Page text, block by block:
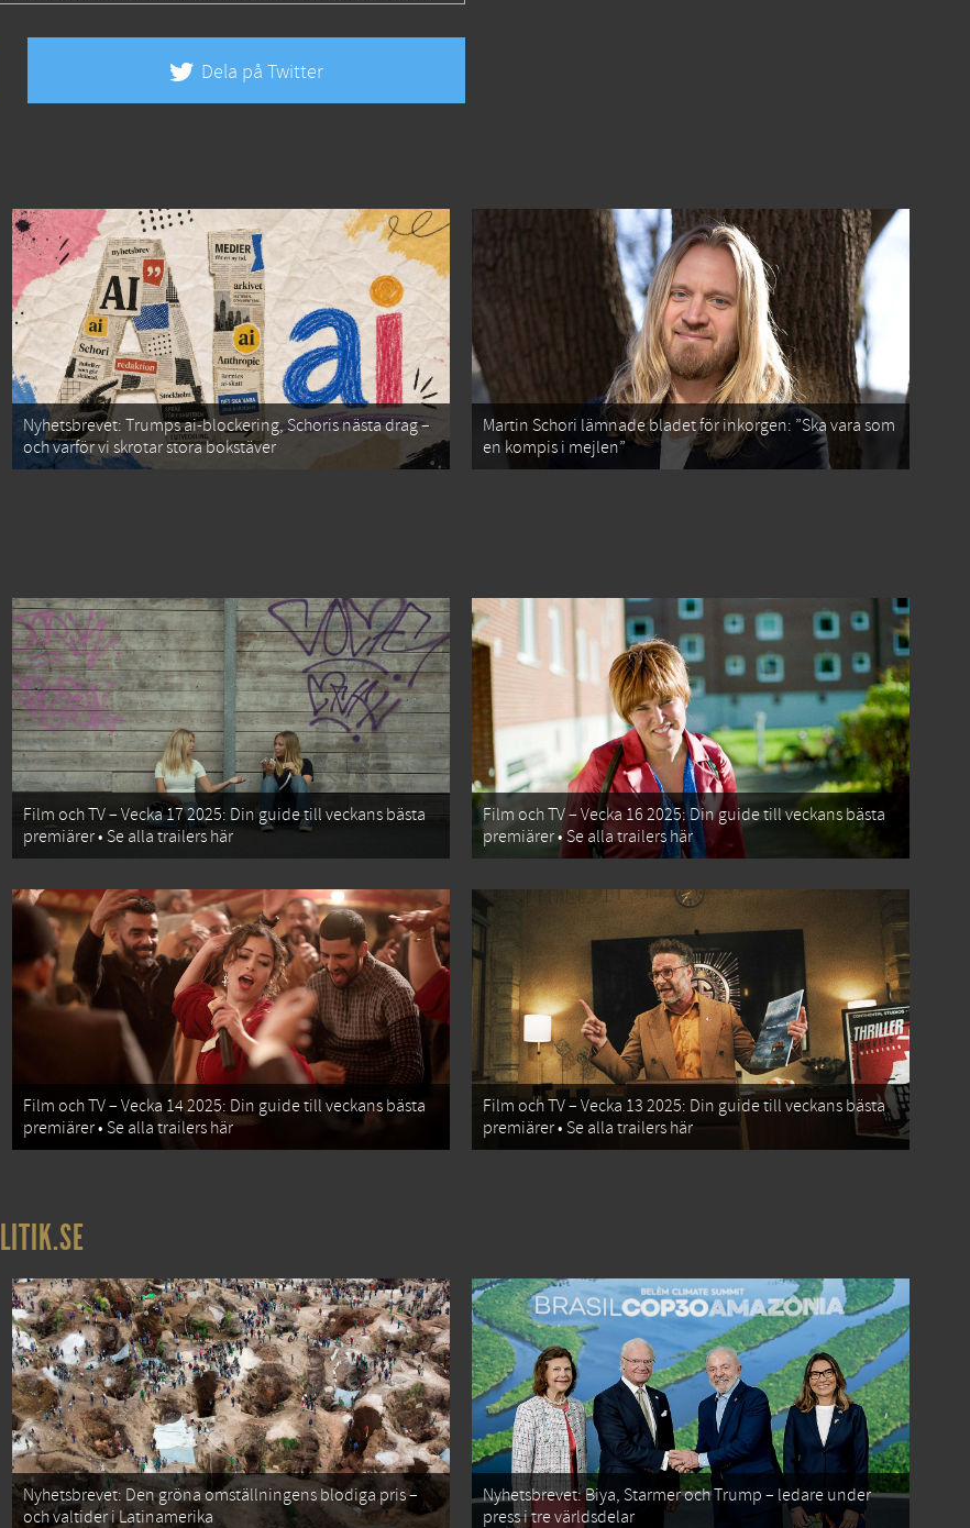
Dela på Twitter
Nyhetsbrevet: Trumps ai-blockering, Schoris nästa drag –
och varför vi skrotar stora bokstäver
Martin Schori lämnade bladet för inkorgen: ”Ska vara som
en kompis i mejlen”
Film och TV – Vecka 17 2025: Din guide till veckans bästa
premiärer • Se alla trailers här
Film och TV – Vecka 16 2025: Din guide till veckans bästa
premiärer • Se alla trailers här
Film och TV – Vecka 14 2025: Din guide till veckans bästa
premiärer • Se alla trailers här
Film och TV – Vecka 13 2025: Din guide till veckans bästa
premiärer • Se alla trailers här
Nyhetsbrevet: Den gröna omställningens blodiga pris –
och valtider i Latinamerika
Nyhetsbrevet: Biya, Starmer och Trump – ledare under
press i tre världsdelar